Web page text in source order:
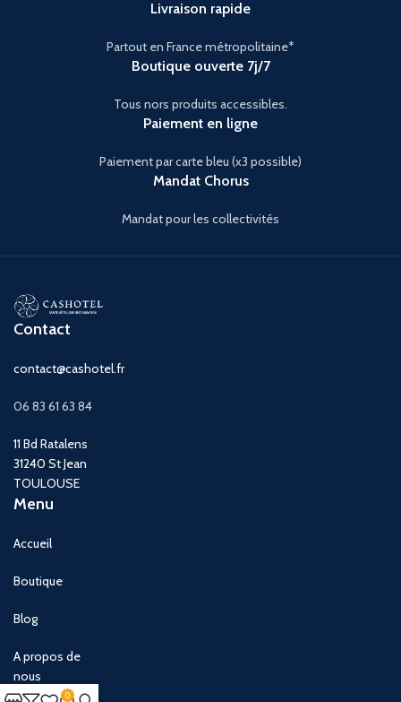
Livraison rapide
Partout en France métropolitaine*
Boutique ouverte 7j/7
Tous nors produits accessibles.
Paiement en ligne
Paiement par carte bleu (x3 possible)
Mandat Chorus
Mandat pour les collectivités
Contact
contact@cashotel.fr
06 83 61 63 84
11 Bd Ratalens
31240 St Jean
TOULOUSE
Menu
Accueil
Boutique
Blog
A propos de
nous
0